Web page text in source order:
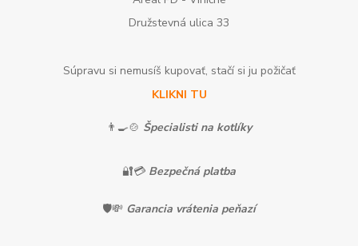
Družstevná ulica 33
Súpravu si nemusíš kupovať, stačí si ju požičať
KLIKNI TU
👨‍🍳🍲 Špecialisti na kotlíky
🔐💳 Bezpečná platba
🛡️💸 Garancia vrátenia peňazí